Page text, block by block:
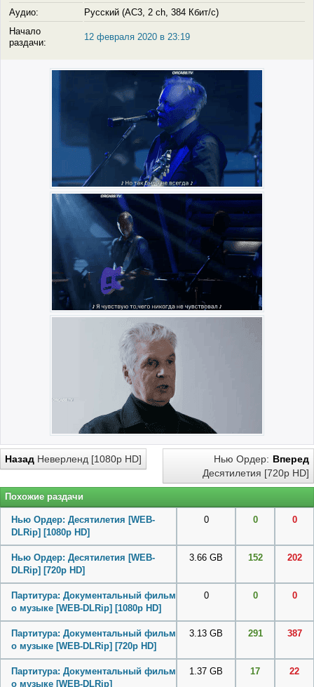
Аудио:
Русский (AC3, 2 ch, 384 Кбит/с)
Начало
раздачи:
12 февраля 2020 в 23:19
Назад Неверленд [1080p HD] Вперед
Нью Ордер:
Десятилетия [720p HD]
Похожие раздачи
Нью Ордер: Десятилетия [WEB-
DLRip] [1080p HD]
0 0 0
Нью Ордер: Десятилетия [WEB-
DLRip] [720p HD]
3.66 GB 152 202
Партитура: Документальный фильм
о музыке [WEB-DLRip] [1080p HD]
0 0 0
Партитура: Документальный фильм
о музыке [WEB-DLRip] [720p HD]
3.13 GB 291 387
Партитура: Документальный фильм
о музыке [WEB-DLRip]
1.37 GB 17 22